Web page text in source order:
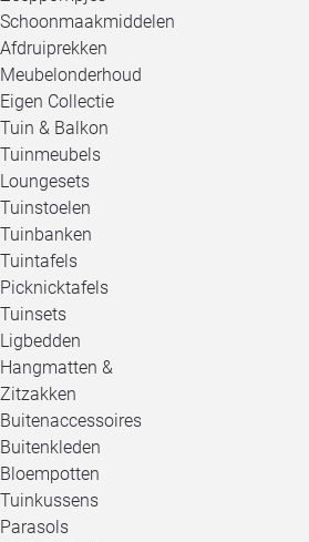
Schoonmaakmiddelen
Afdruiprekken
Meubelonderhoud
Eigen Collectie
Tuin & Balkon
Tuinmeubels
Loungesets
Tuinstoelen
Tuinbanken
Tuintafels
Picknicktafels
Tuinsets
Ligbedden
Hangmatten &
Zitzakken
Buitenaccessoires
Buitenkleden
Bloempotten
Tuinkussens
Parasols